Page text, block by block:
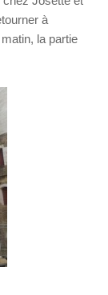
à
la partie